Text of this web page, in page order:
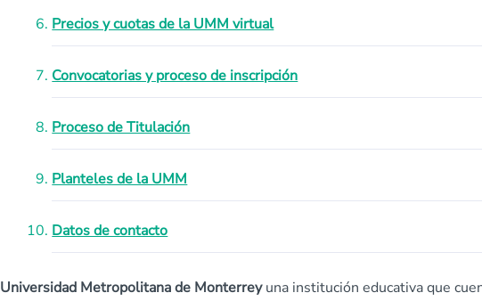
Precios y cuotas de la UMM virtual
Convocatorias y proceso de inscripción
Proceso de Titulación
Planteles de la UMM
Datos de contacto
Universidad Metropolitana de Monterreyuna institución educativa que